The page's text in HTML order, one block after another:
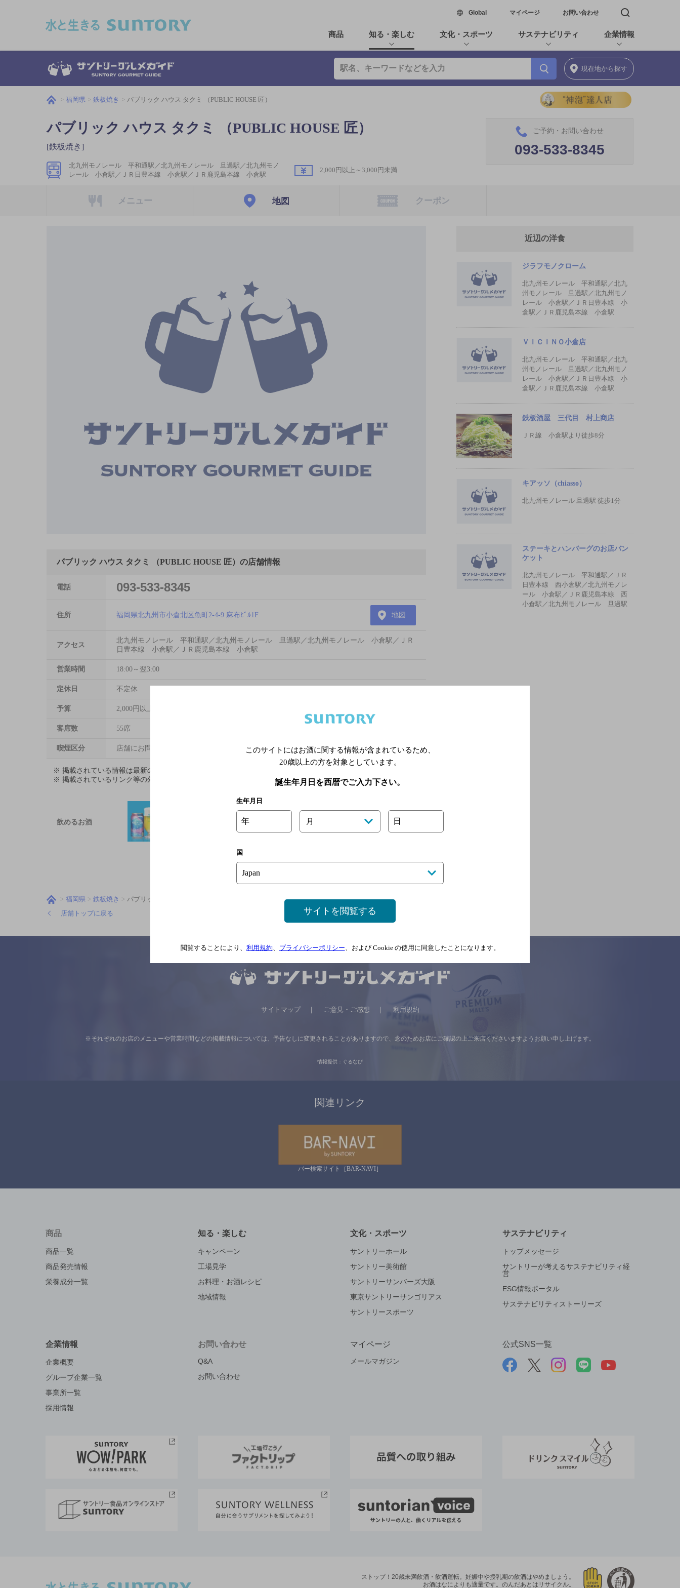
Global新しいウィンドウで開く
マイページ お問い合わせ 検索窓を開く
商品 知る・楽しむ 文化・スポーツ サステナビリティ 企業情報
現在地から探す
福岡県 鉄板焼き パブリック ハウス タクミ （PUBLIC HOUSE 匠）
パブリック ハウス タクミ （PUBLIC HOUSE 匠）
[鉄板焼き]
北九州モノレール 平和通駅／北九州モノレール 旦過駅／北九州モノ
レール 小倉駅／ＪＲ日豊本線 小倉駅／ＪＲ鹿児島本線 小倉駅
2,000円以上～3,000円未満
ご予約・お問い合わせ
093-533-8345
メニュー 地図 クーポン
パブリック ハウス タクミ （PUBLIC HOUSE 匠）の店舗情報
電話 093-533-8345
住所 福岡県北九州市小倉北区魚町2-4-9 麻布ﾋﾞﾙ1F 地図
アクセス
北九州モノレール 平和通駅／北九州モノレール 旦過駅／北九州モノレール 小倉駅／ＪＲ
日豊本線 小倉駅／ＪＲ鹿児島本線 小倉駅
営業時間 18:00～翌3:00
定休日 不定休
予算 2,000円以上～3,000円未満
客席数 55席
喫煙区分 店舗にお問い合わせください 喫煙区分の詳細はこちら
※ 掲載されている情報は最新の内容と異なる場合があります。詳しくはお店にお問い合わせください。
※ 掲載されているリンク等の外部コンテンツはお客様のご判断でご利用ください。
飲めるお酒
近辺の洋食
ジラフモノクローム
北九州モノレール 平和通駅／北九
州モノレール 旦過駅／北九州モノ
レール 小倉駅／ＪＲ日豊本線 小
倉駅／ＪＲ鹿児島本線 小倉駅
ＶＩＣＩＮＯ小倉店
北九州モノレール 平和通駅／北九
州モノレール 旦過駅／北九州モノ
レール 小倉駅／ＪＲ日豊本線 小
倉駅／ＪＲ鹿児島本線 小倉駅
鉄板酒屋 三代目 村上商店
ＪＲ線 小倉駅より徒歩8分
キアッソ（chiasso）
北九州モノレール 旦過駅 徒歩1分
ステーキとハンバーグのお店バン
ケット
北九州モノレール 平和通駅／ＪＲ
日豊本線 西小倉駅／北九州モノレ
ール 小倉駅／ＪＲ鹿児島本線 西
小倉駅／北九州モノレール 旦過駅
福岡県 鉄板焼き
パブリック ハウス タクミ （PUBLIC HOUSE 匠）
店舗トップに戻る
サイトマップ ご意見・ご感想 利用規約
※それぞれのお店のメニューや営業時間などの掲載情報については、 予告なしに変更されることがありますので、 念のためお店にご確認の上ご来店くださいますようお願い申し上げます。
情報提供：ぐるなび
関連リンク
バー検索サイト［BAR-NAVI］
商品
商品一覧
商品発売情報
栄養成分一覧
知る・楽しむ
キャンペーン
工場見学
お料理・お酒レシピ
地域情報
文化・スポーツ
サントリーホール
サントリー美術館
サントリーサンバーズ大阪
東京サントリーサンゴリアス
サントリースポーツ
サステナビリティ
トップメッセージ
サントリーが考えるサステナビリティ経
営
ESG情報ポータル
サステナビリティストーリーズ
企業情報
企業概要
グループ企業一覧
事業所一覧
採用情報
お問い合わせ
Q&A
お問い合わせ
マイページ
メールマガジン
公式SNS一覧
ストップ！20歳未満飲酒・飲酒運転。 妊娠中や授乳期の飲酒はやめましょう。
お酒はなによりも適量です。 のんだあとはリサイクル。
このサイトにはお酒に関する情報が含まれているため、
20歳以上の方を対象としています。
誕生年月日を西暦でご入力下さい。
生年月日
年 月 日
国
サイトを閲覧する
閲覧することにより、 利用規約 プライバシーポリシー 、および Cookie の使用に同意したことになります。